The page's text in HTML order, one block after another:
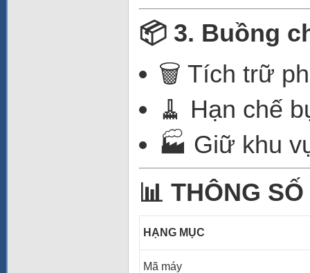
📦 3. Buồng
🗑️ Tích trữ
🧹 Hạn chế
🏭 Giữ khu
📊 THÔNG
HẠNG MỤC
Mã máy